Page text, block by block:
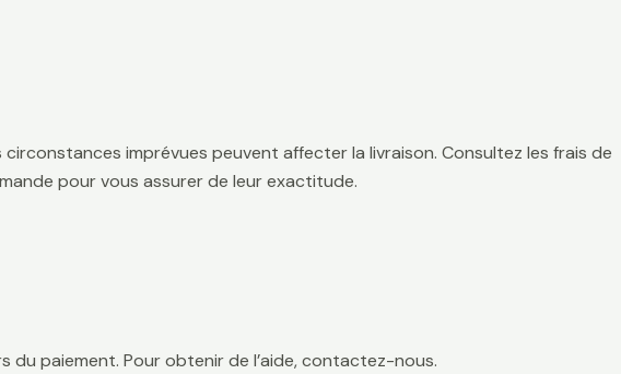
imprévues peuvent affecter la livraison. Consultez les frais de
pour vous assurer de leur exactitude.
paiement. Pour obtenir de l’aide, contactez-nous.